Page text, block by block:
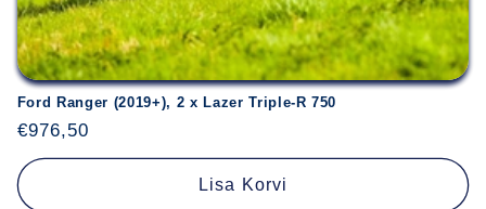
Ford Ranger (2019+), 2 x Lazer Triple-R 750
Hind
€976,50
Lisa Korvi